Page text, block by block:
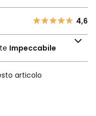
dei clienti consiglia
4,6
Impeccabile
articolo